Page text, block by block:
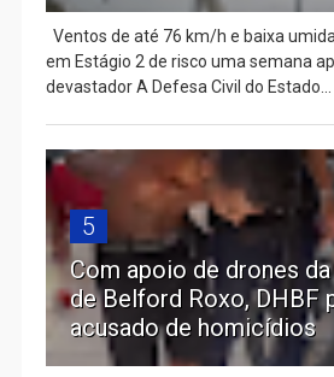
Ventos de até 76 km/h e baixa
em Estágio 2 de risco uma semana
devastador A Defesa Civil do Estado...
5
Com apoio de drones
de Belford Roxo, DHBF
acusado de homicídios